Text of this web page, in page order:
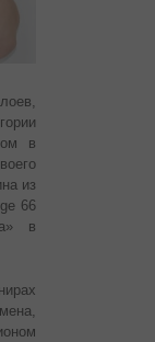
в
из
66
в